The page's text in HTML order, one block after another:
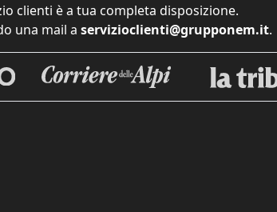
clienti è a tua completa disposizione.
una mail a servizioclienti@grupponem.it.